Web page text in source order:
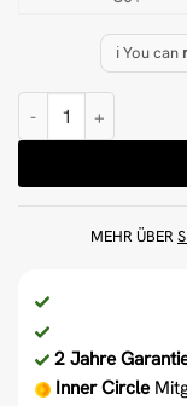
ℹ️ You can
Sehr pinkes 500 g
MEHR ÜBER
2 Jahre
Inner Circle